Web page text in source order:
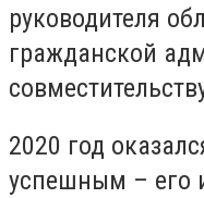
руководителя
гражданской
2020 год
успешным – его